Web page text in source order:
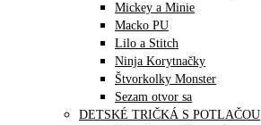
Mickey a Minie
Macko PU
Lilo a Stitch
Ninja Korytnačky
Štvorkolky Monster
Sezam otvor sa
DETSKÉ TRIČKÁ S POTLAČOU